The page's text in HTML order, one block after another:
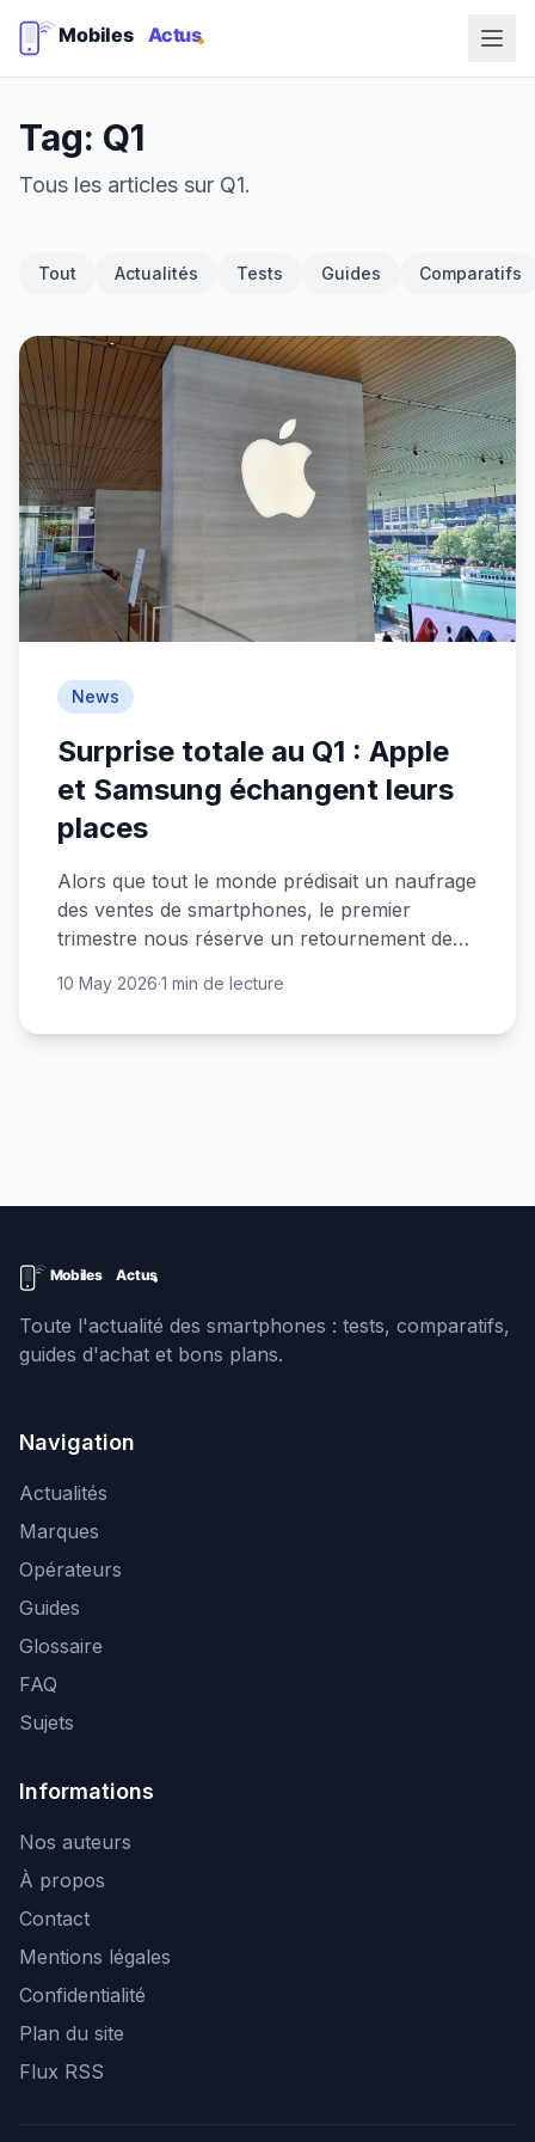
Tag: Q1
Tous les articles sur Q1.
Tout Actualités Tests Guides Comparatifs
News
Surprise totale au Q1 : Apple
et Samsung échangent leurs
places
Alors que tout le monde prédisait un naufrage
des ventes de smartphones, le premier
trimestre nous réserve un retournement de
au sommet.
10 May 2026·1 min de lecture
Toute l'actualité des smartphones : tests, comparatifs,
guides d'achat et bons plans.
Navigation
Actualités
Marques
Opérateurs
Guides
Glossaire
FAQ
Sujets
Informations
Nos auteurs
À propos
Contact
Mentions légales
Confidentialité
Plan du site
Flux RSS